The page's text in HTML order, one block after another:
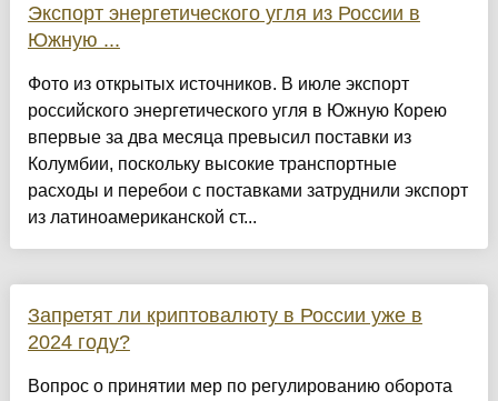
Экспорт энергетического угля из России в
Южную ...
Фото из открытых источников. В июле экспорт
российского энергетического угля в Южную Корею
впервые за два месяца превысил поставки из
Колумбии, поскольку высокие транспортные
расходы и перебои с поставками затруднили экспорт
из латиноамериканской ст...
Запретят ли криптовалюту в России уже в
2024 году?
Вопрос о принятии мер по регулированию оборота